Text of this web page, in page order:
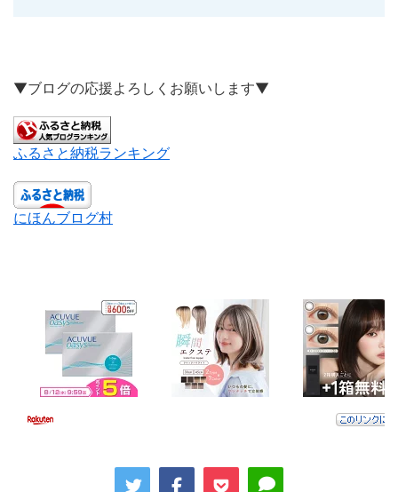
▼ブログの応援よろしくお願いします▼
ふるさと納税ランキング
にほんブログ村